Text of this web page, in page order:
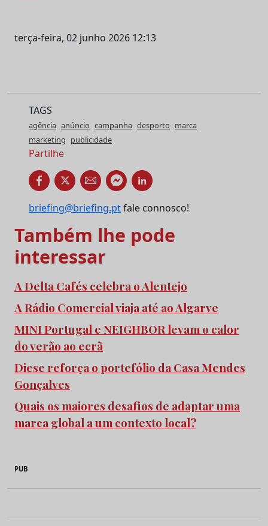
terça-feira, 02 junho 2026 12:13
TAGS
agência anúncio campanha desporto marca
marketing publicidade
Partilhe
briefing@briefing.ptfale connosco!
Também lhe pode
interessar
A Delta Cafés celebra o Alentejo
A Rádio Comercial viaja até ao Algarve
MINI Portugal e NEIGHBOR levam o calor
do verão ao ecrã
Diese reforça o portefólio da Casa Mendes
Gonçalves
Quais os maiores desafios de adaptar uma
marca global a um contexto local?
PUB